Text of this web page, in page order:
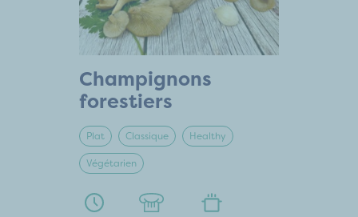
Champignons
forestiers
Plat Classique Healthy
Végétarien